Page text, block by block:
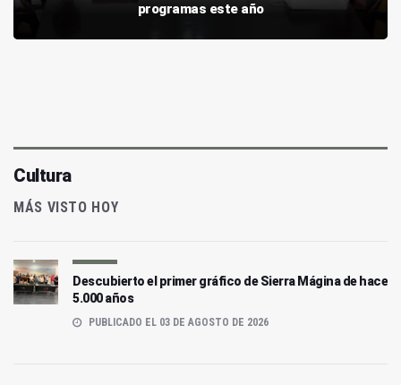
programas este año
Cultura
MÁS VISTO HOY
Descubierto el primer gráfico de Sierra Mágina de hace
5.000 años
PUBLICADO EL 03 DE AGOSTO DE 2026